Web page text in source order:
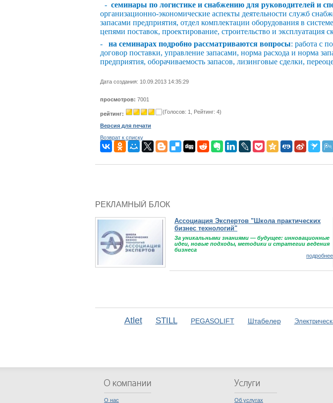
- семинары по логистике и снабжению для руководителей и
организационно-экономические аспекты деятельности служб
запасами предприятия, отдел комплектации оборудования в
цепями поставок, проектирование, строительство и эксплуатация
-
на семинарах подробно рассматриваются вопросы: работа с
договор поставки, управление запасами, норма расхода и норма
предприятия, оборачиваемость запасов, лизинговые сделки,
Дата создания: 10.09.2013 14:35:29
просмотров: 7001
рейтинг: (Голосов: 1, Рейтинг: 4)
Версия для печати
Возврат к списку
РЕКЛАМНЫЙ БЛОК
Ассоциация Экспертов "Школа практических
бизнес технологий"
За уникальными знаниями — будущее: инновационные
идеи, новые подходы, методики и стратегии ведения
бизнеса
Atlet STILL PEGASOLIFT Штабелер
О нас Об услугах